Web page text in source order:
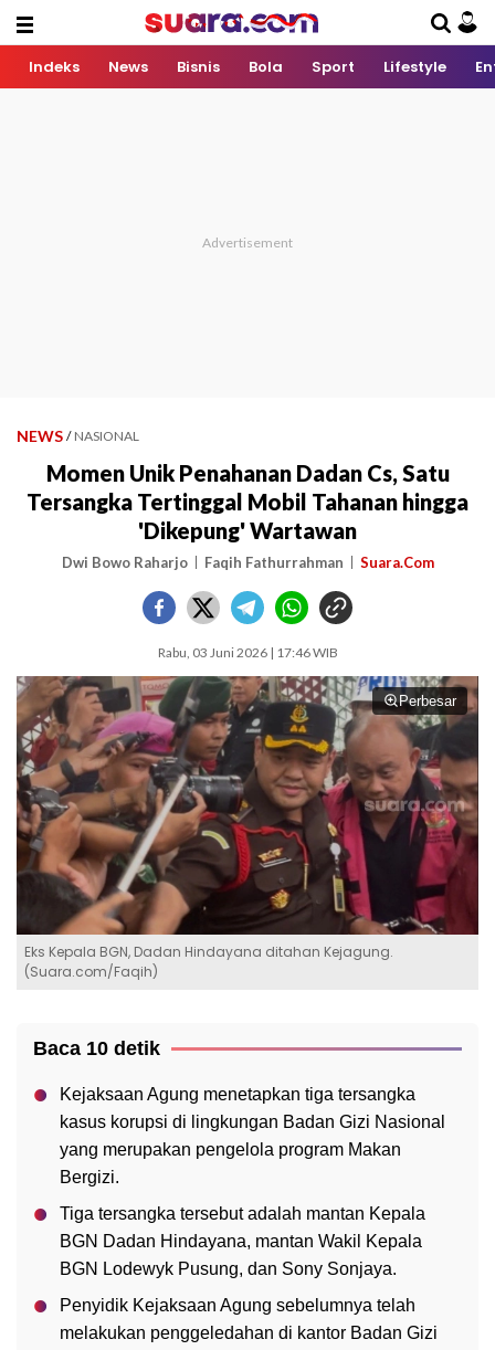
Indeks News Bisnis Bola Sport Lifestyle
NEWS / NASIONAL
Momen Unik Penahanan Dadan Cs, Satu
Tersangka Tertinggal Mobil Tahanan hingga
'Dikepung' Wartawan
Dwi Bowo Raharjo Faqih Fathurrahman Suara.Com
Rabu, 03 Juni 2026 | 17:46 WIB
Perbesar
Eks Kepala BGN, Dadan Hindayana ditahan Kejagung.
(Suara.com/Faqih)
Baca 10 detik
Kejaksaan Agung menetapkan tiga tersangka
kasus korupsi di lingkungan Badan Gizi Nasional
yang merupakan pengelola program Makan
Bergizi.
Tiga tersangka tersebut adalah mantan Kepala
BGN Dadan Hindayana, mantan Wakil Kepala
BGN Lodewyk Pusung, dan Sony Sonjaya.
Penyidik Kejaksaan Agung sebelumnya telah
melakukan penggeledahan di kantor Badan Gizi